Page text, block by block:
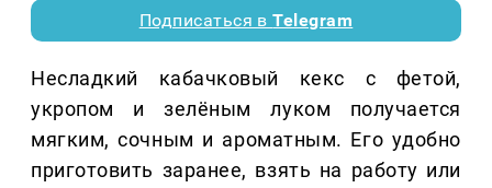
Подписаться вTelegram
Несладкий кабачковый кекс с фетой,
укропом и зелёным луком получается
мягким, сочным и ароматным. Его удобно
приготовить заранее, взять на работу или